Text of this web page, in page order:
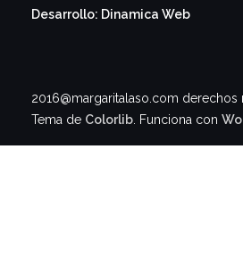
Desarrollo: Dinamica Web
2016@margaritalaso.com derechos
Tema de Colorlib . Funciona con